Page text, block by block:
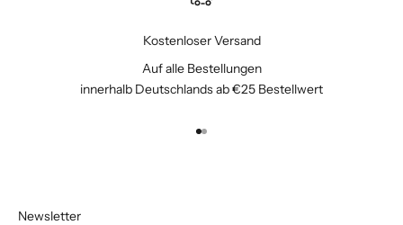
Kostenloser Versand
Auf alle Bestellungen
innerhalb Deutschlands ab €25 Bestellwert
Gehe zu Element 1
Gehe zu Element 2
Newsletter